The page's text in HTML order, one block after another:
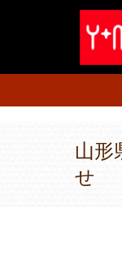
山形
せ